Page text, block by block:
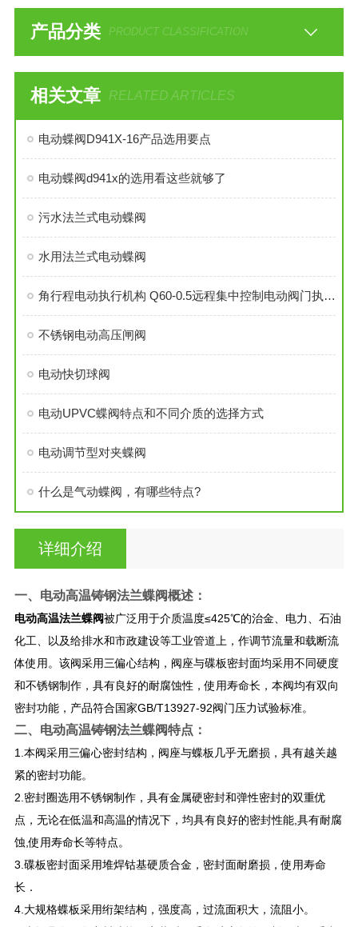
产品分类 PRODUCT CLASSIFICATION
相关文章 RELATED ARTICLES
电动蝶阀D941X-16产品选用要点
电动蝶阀d941x的选用看这些就够了
污水法兰式电动蝶阀
水用法兰式电动蝶阀
角行程电动执行机构 Q60-0.5远程集中控制电动阀门执行器
不锈钢电动高压闸阀
电动快切球阀
电动UPVC蝶阀特点和不同介质的选择方式
电动调节型对夹蝶阀
什么是气动蝶阀，有哪些特点?
详细介绍
一、 电动高温铸钢法兰蝶阀概述：
电动高温法兰蝶阀被广泛用于介质温度≤425℃的治金、电力、石油
化工、以及给排水和市政建设等工业管道上，作调节流量和载断流
体使用。该阀采用三偏心结构，阀座与碟板密封面均采用不同硬度
和不锈钢制作，具有良好的耐腐蚀性，使用寿命长，本阀均有双向
密封功能，产品符合国家GB/T13927-92阀门压力试验标准。
二、 电动高温铸钢法兰蝶阀特点：
1.本阀采用三偏心密封结构，阀座与蝶板几乎无磨损，具有越关越
紧的密封功能。
2.密封圈选用不锈钢制作，具有金属硬密封和弹性密封的双重优
点，无论在低温和高温的情况下，均具有良好的密封性能,具有耐腐
蚀,使用寿命长等特点。
3.碟板密封面采用堆焊钴基硬质合金，密封面耐磨损，使用寿命
长．
4.大规格蝶板采用绗架结构，强度高，过流面积大，流阻小。